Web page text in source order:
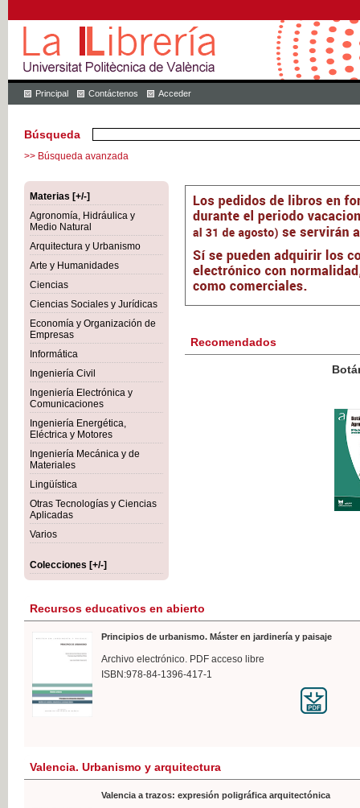
Principal Contáctenos Acceder
Búsqueda
>> Búsqueda avanzada
Materias [+/-]
Agronomía, Hidráulica y
Medio Natural
Arquitectura y Urbanismo
Arte y Humanidades
Ciencias
Ciencias Sociales y Jurídicas
Economía y Organización de
Empresas
Informática
Ingeniería Civil
Ingeniería Electrónica y
Comunicaciones
Ingeniería Energética,
Eléctrica y Motores
Ingeniería Mecánica y de
Materiales
Lingüística
Otras Tecnologías y Ciencias
Aplicadas
Varios
Colecciones [+/-]
Recomendados
IVA
Recursos educativos en abierto
Principios de urbanismo. Máster en jardinería y paisaje
Archivo electrónico. PDF acceso libre
ISBN:978-84-1396-417-1
Valencia. Urbanismo y arquitectura
Valencia a trazos: expresión poligráfica arquitectónica